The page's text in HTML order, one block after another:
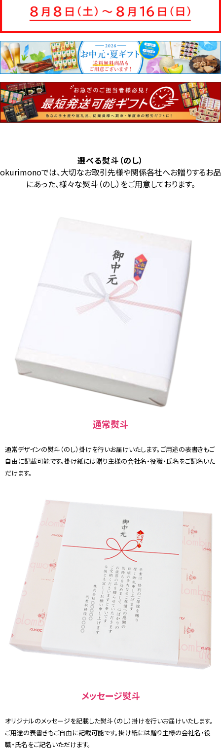
選べる熨斗（のし）
okurimonoでは、大切なお取引先様や関係各社へお贈りするお品
にあった、様々な熨斗（のし）をご用意しております。
通常熨斗
通常デザインの熨斗（のし）掛けを行いお届けいたします。ご用途の表書きもご
自由に記載可能です。掛け紙には贈り主様の会社名・役職・氏名をご記名いた
だけます。
メッセージ熨斗
オリジナルのメッセージを記載した熨斗（のし）掛けを行いお届けいたします。
ご用途の表書きもご自由に記載可能です。掛け紙には贈り主様の会社名・役
職・氏名をご記名いただけます。